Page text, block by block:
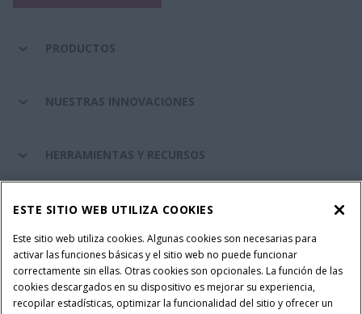
PRODUCTOS
NUESTRAS INNOVACIONES
HERRAMIENTAS Y RECURSOS
RECAMBIOS Y SERVICIOS
SOBRE CASE IH
ESTE SITIO WEB UTILIZA COOKIES
Este sitio web utiliza cookies. Algunas cookies son necesarias para
activar las funciones básicas y el sitio web no puede funcionar
correctamente sin ellas. Otras cookies son opcionales. La función de las
cookies descargados en su dispositivo es mejorar su experiencia,
recopilar estadísticas, optimizar la funcionalidad del sitio y ofrecer un